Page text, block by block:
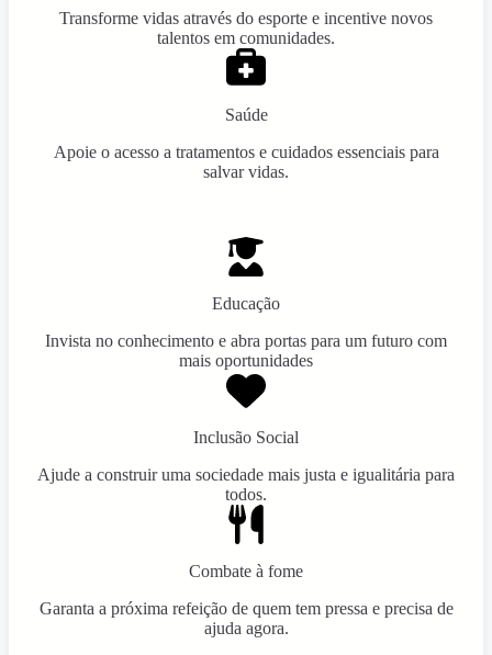
Transforme vidas através do esporte e incentive novos
talentos em comunidades.
Saúde
Apoie o acesso a tratamentos e cuidados essenciais para
salvar vidas.
Educação
Invista no conhecimento e abra portas para um futuro com
mais oportunidades
Inclusão Social
Ajude a construir uma sociedade mais justa e igualitária para
todos.
Combate à fome
Garanta a próxima refeição de quem tem pressa e precisa de
ajuda agora.